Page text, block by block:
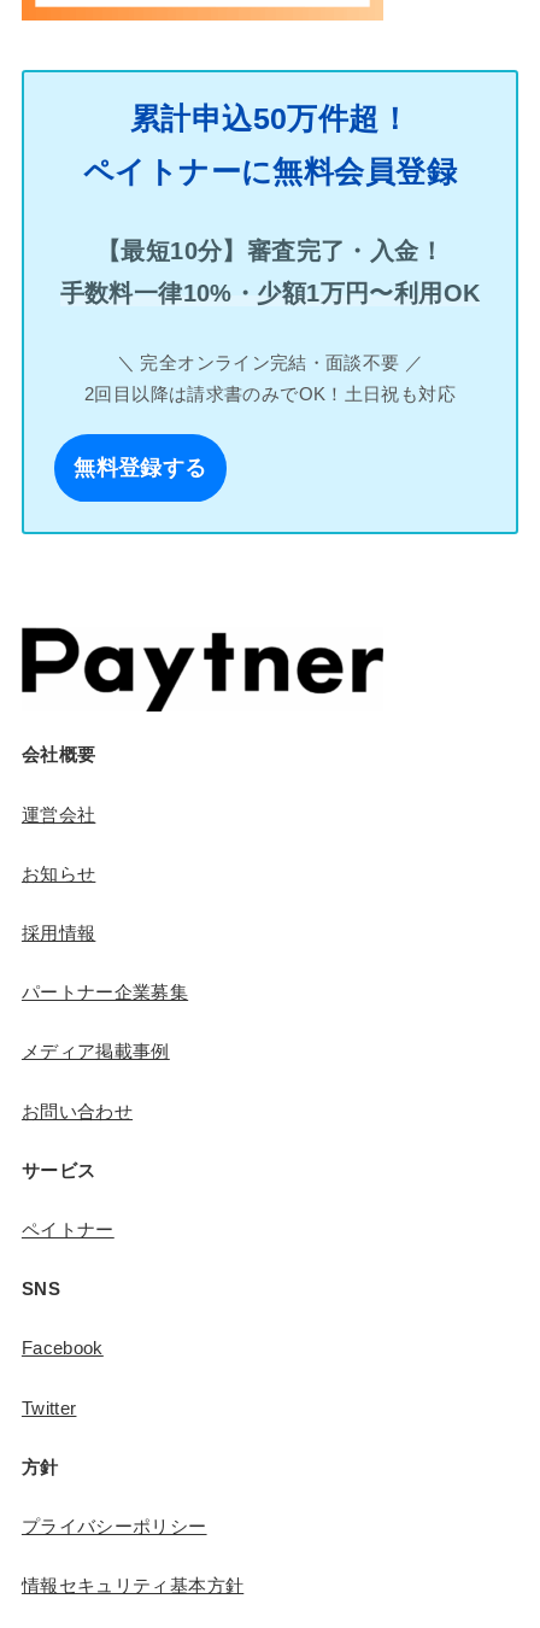
累計申込50万件超！
ペイトナーに無料会員登録
【最短10分】審査完了・入金！
手数料一律10%・少額1万円〜利用OK
＼ 完全オンライン完結・面談不要 ／
2回目以降は請求書のみでOK！土日祝も対応
無料登録する
会社概要
運営会社
お知らせ
採用情報
パートナー企業募集
メディア掲載事例
お問い合わせ
サービス
ペイトナー
SNS
Facebook
Twitter
方針
プライバシーポリシー
情報セキュリティ基本方針